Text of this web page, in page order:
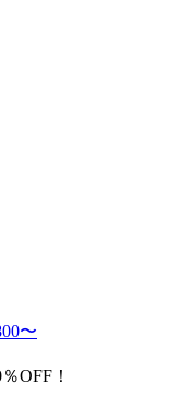
〜
OFF！